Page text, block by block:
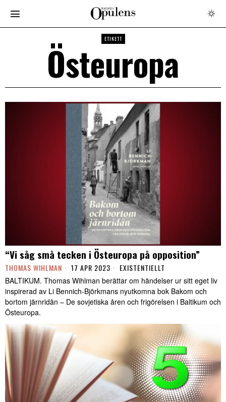
ETIKETT
Östeuropa
“Vi såg små tecken i Östeuropa på opposition”
THOMAS WIHLMAN 17 APR 2023 EXISTENTIELLT
BALTIKUM. Thomas Wihlman berättar om händelser ur sitt eget liv
inspirerad av Li Bennich-Björkmans nyutkomna bok Bakom och
bortom järnridån – De sovjetiska åren och frigörelsen i Baltikum och
Östeuropa.